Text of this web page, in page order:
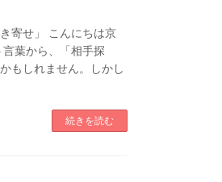
寄せ」 こんにちは京
葉から、「相手探
もしれません。しかし
続きを読む